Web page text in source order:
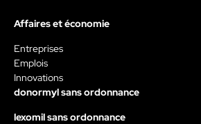
Affaires et économie
Entreprises
Emplois
Innovations
donormyl sans ordonnance
lexomil sans ordonnance